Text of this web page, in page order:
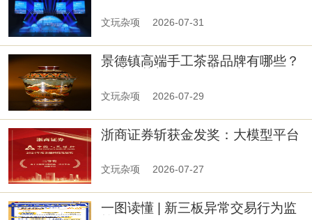
文玩杂项 2026-07-31
景德镇高端手工茶器品牌有哪些？
文玩杂项 2026-07-29
浙商证券斩获金发奖：大模型平台
文玩杂项 2026-07-27
一图读懂 | 新三板异常交易行为监